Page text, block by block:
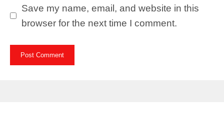
Save my name, email, and website in this
browser for the next time I comment.